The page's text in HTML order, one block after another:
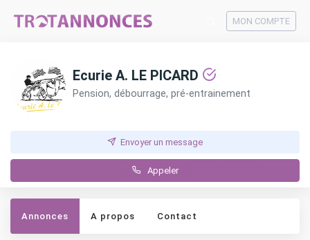
MON COMPTE
Ecurie A. LE PICARD
Pension, débourrage, pré-entrainement
Envoyer un message
Appeler
Annonces A propos Contact